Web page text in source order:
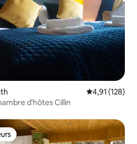
Évaluation
4,91 (128)
d'hôtes Cillin